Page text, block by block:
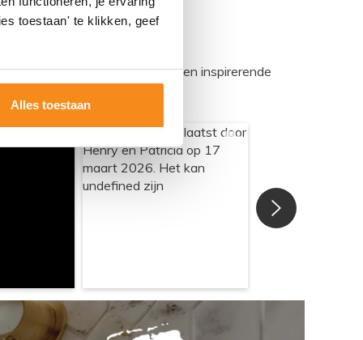
toestaan' te klikken, geef
Alles toestaan
Samen bouwen we een inspirerende